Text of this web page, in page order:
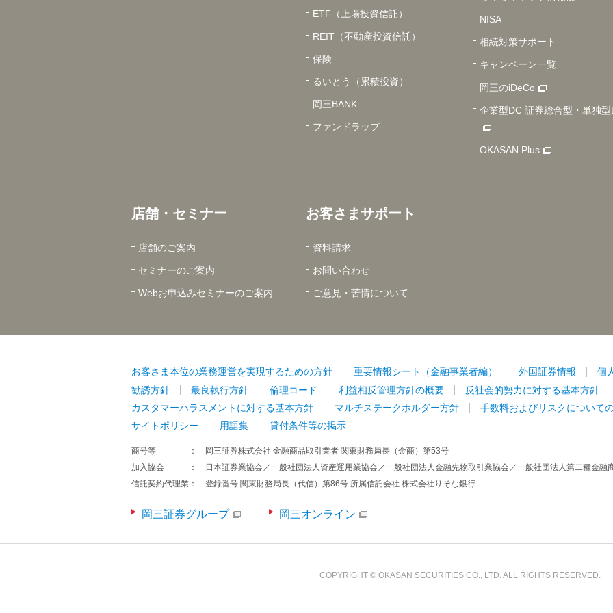
ETF（上場投資信託）
REIT（不動産投資信託）
保険
るいとう（累積投資）
岡三BANK
ファンドラップ
NISA
相続対策サポート
キャンペーン一覧
岡三のiDeCo
企業型DC 証券総合型・単独型
OKASAN Plus
店舗・セミナー
店舗のご案内
セミナーのご案内
Webお申込みセミナーのご案内
お客さまサポート
資料請求
お問い合わせ
ご意見・苦情について
お客さま本位の業務運営を実現するための方針 重要情報シート（金融事業者編） 外国証券情報
個
勧誘方針
最良執行方針 倫理コード 利益相反管理方針の概要
反社会的勢力に対する基本方針
カスタマーハラスメントに対する基本方針
マルチステークホルダー方針
手数料およびリスクについて
サイトポリシー
用語集 貸付条件等の掲示
商号等
岡三証券株式会社 金融商品取引業者 関東財務局長（金商）第53号
加入協会
日本証券業協会／一般社団法人資産運用業協会／一般社団法人金融先物取引業協会／一般社団法人第二種金融
信託契約代理業
登録番号 関東財務局長（代信）第86号 所属信託会社 株式会社りそな銀行
岡三証券グループ 岡三オンライン
COPYRIGHT © OKASAN SECURITIES CO., LTD. ALL RIGHTS RESERVED.